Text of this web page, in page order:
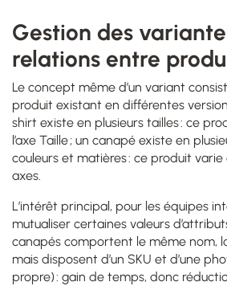
Gestion des
relations entre
Le concept même d’un variant
produit existant en différentes
shirt existe en plusieurs tailles : ce
l’axe Taille ; un canapé existe en
couleurs et matières : ce produit
axes.
L’intérêt principal, pour les équipes
mutualiser certaines valeurs
canapés comportent le même nom,
mais disposent d’un SKU et d’une
propre) : gain de temps, donc